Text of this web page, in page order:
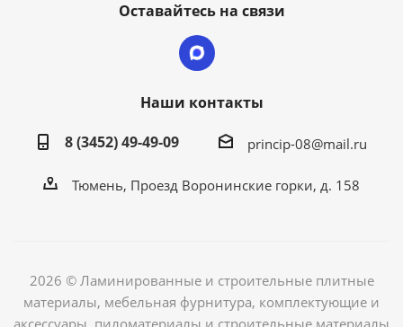
Оставайтесь на связи
Наши контакты
8 (3452) 49-49-09
princip-08@mail.ru
Тюмень, Проезд Воронинские горки, д. 158
2026 © Ламинированные и строительные плитные
материалы, мебельная фурнитура, комплектующие и
аксессуары, пиломатериалы и строительные материалы